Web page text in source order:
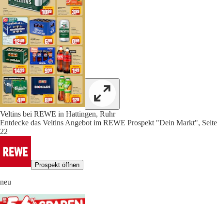
Veltins bei REWE in Hattingen, Ruhr
Entdecke das Veltins Angebot im REWE Prospekt "Dein Markt", Seite
22
Prospekt öffnen
neu